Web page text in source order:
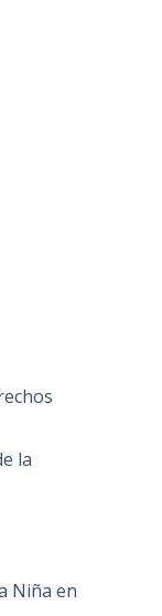
la
Niña en